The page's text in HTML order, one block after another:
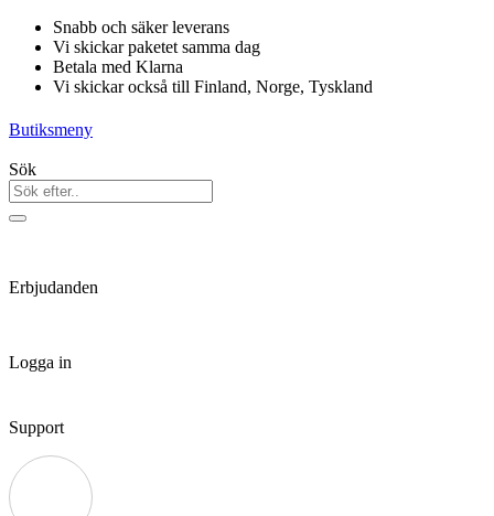
Hoppa
innehåll
Snabb och säker leverans
Vi skickar paketet samma dag
Betala med Klarna
Vi skickar också till Finland, Norge, Tyskland
Butiksmeny
Sök
Erbjudanden
Logga in
Support